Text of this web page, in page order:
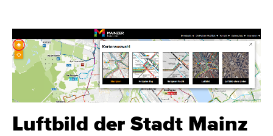
Luftbild der Stadt Mainz